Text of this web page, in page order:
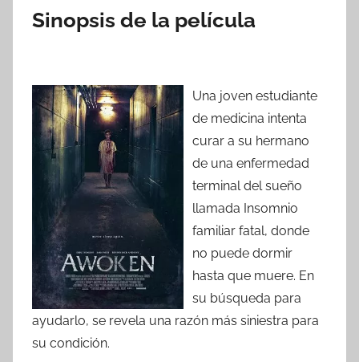
r
Sinopsis de la película
Una joven estudiante
de medicina intenta
curar a su hermano
de una enfermedad
terminal del sueño
llamada Insomnio
familiar fatal, donde
no puede dormir
hasta que muere. En
su búsqueda para
ayudarlo, se revela una razón más siniestra para
su condición.